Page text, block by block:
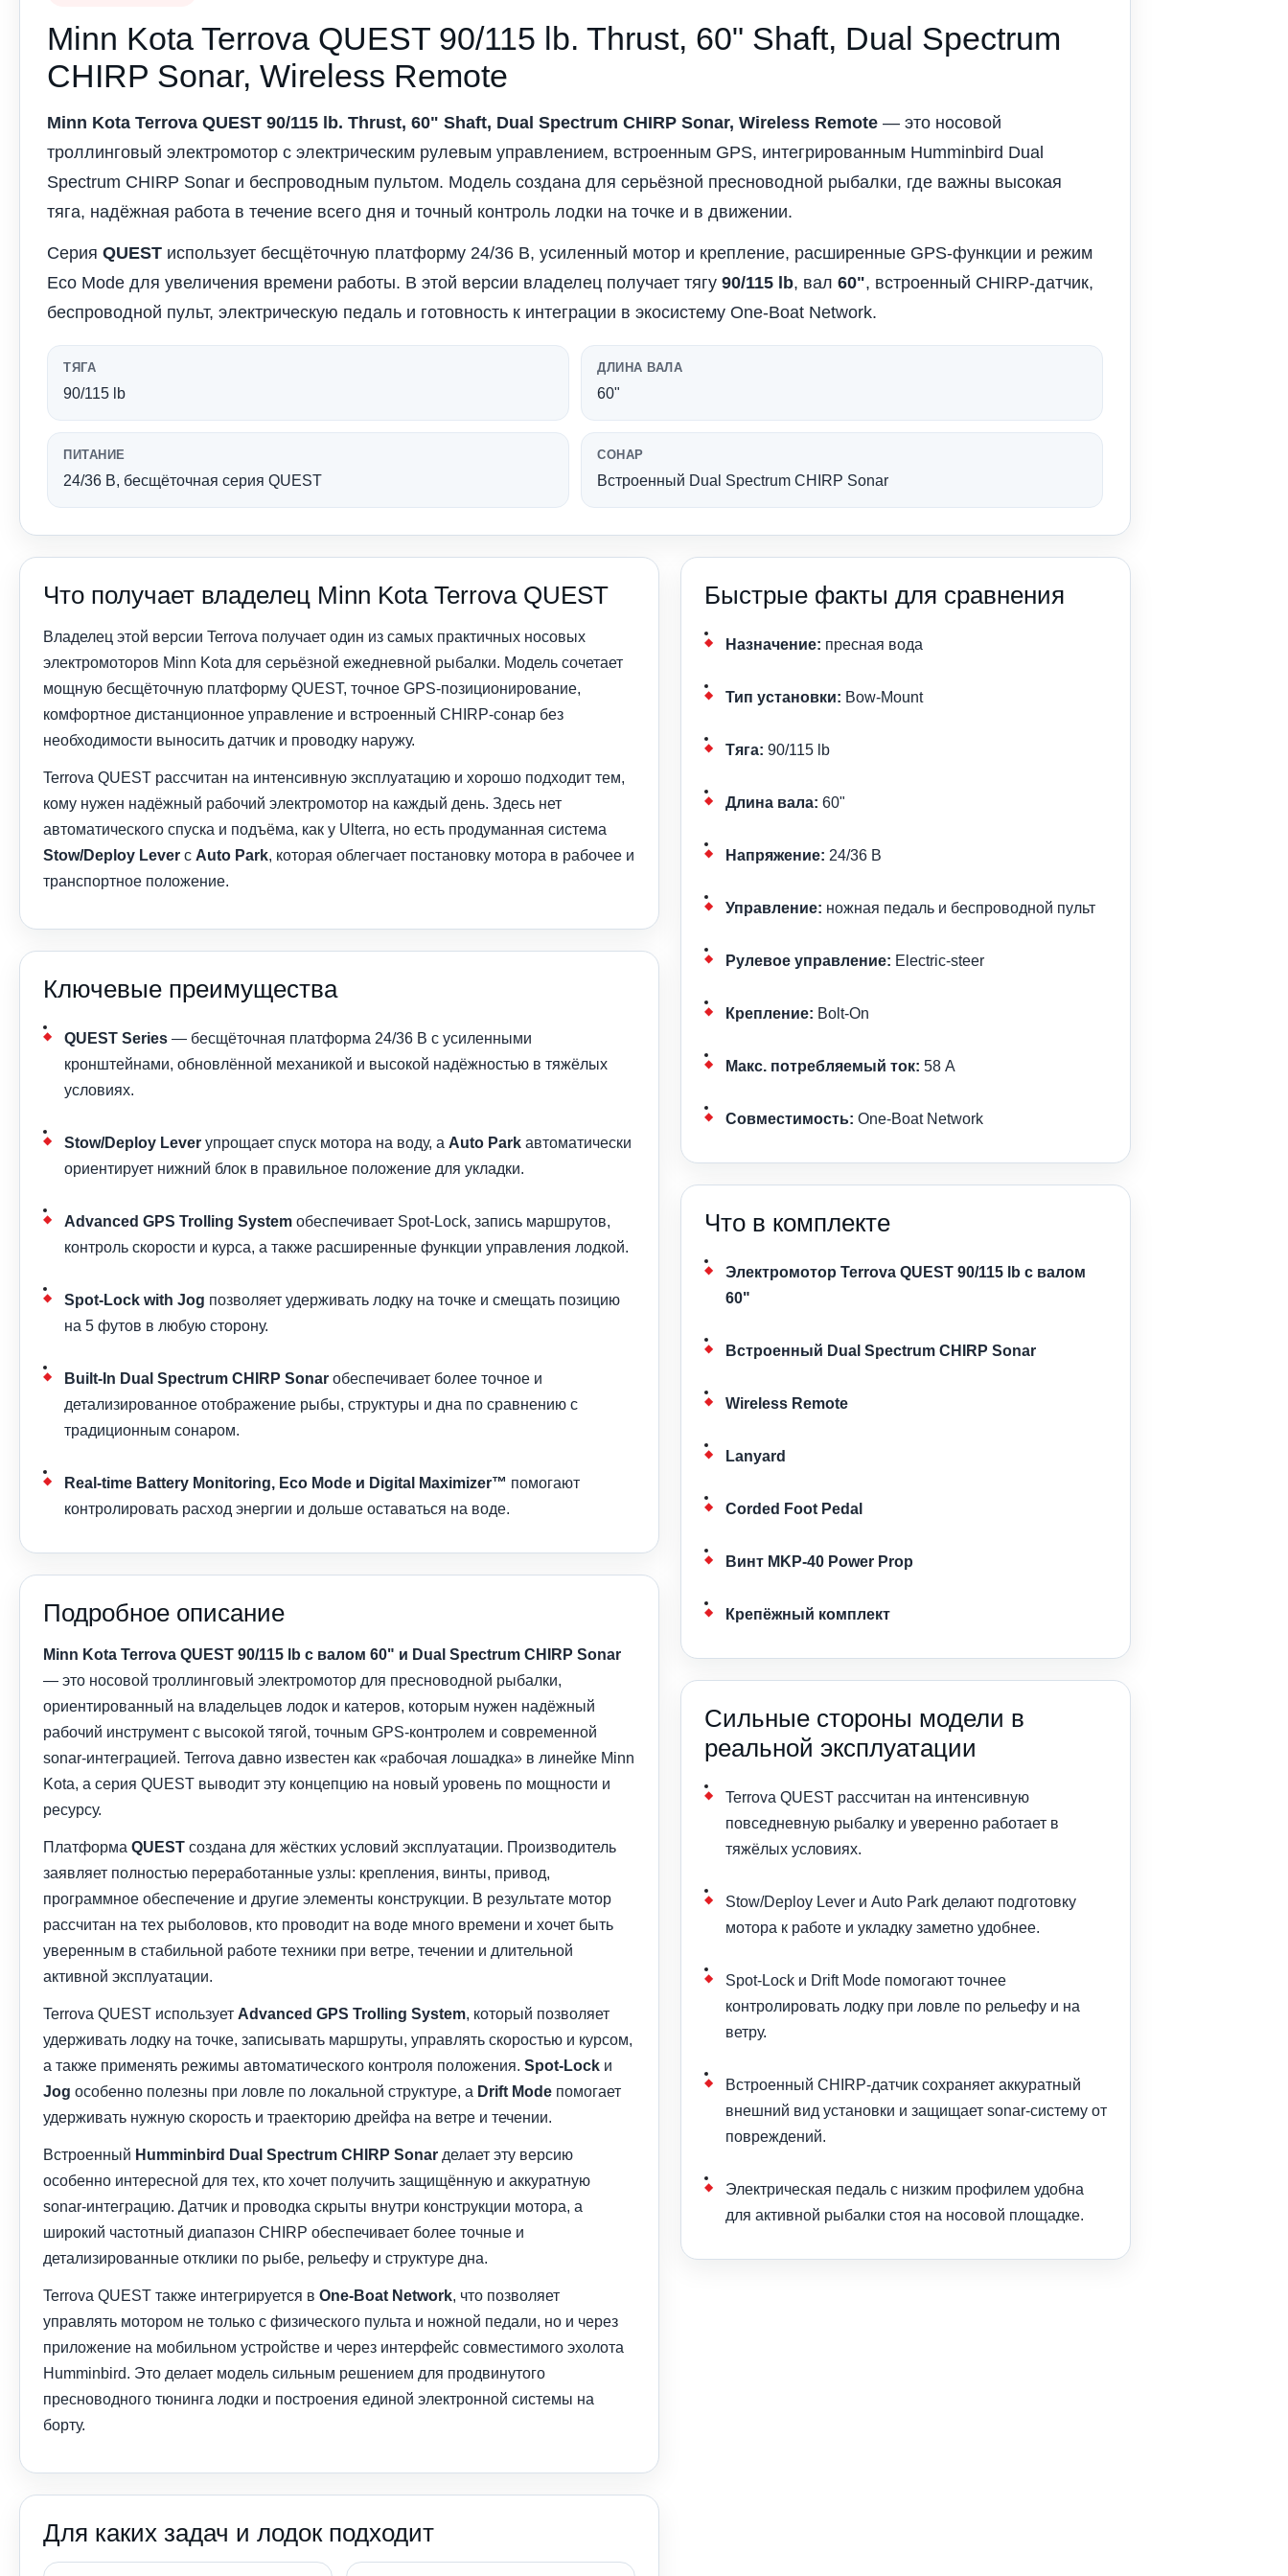
Minn Kota Terrova QUEST 90/115 lb. Thrust, 60" Shaft, Dual Spectrum
CHIRP Sonar, Wireless Remote
Minn Kota Terrova QUEST 90/115 lb. Thrust, 60" Shaft, Dual Spectrum CHIRP Sonar, Wireless Remote — это носовой
троллинговый электромотор с электрическим рулевым управлением, встроенным GPS, интегрированным Humminbird Dual
Spectrum CHIRP Sonar и беспроводным пультом. Модель создана для серьёзной пресноводной рыбалки, где важны высокая
тяга, надёжная работа в течение всего дня и точный контроль лодки на точке и в движении.
Серия QUEST использует бесщёточную платформу 24/36 В, усиленный мотор и крепление, расширенные GPS-функции и режим
Eco Mode для увеличения времени работы. В этой версии владелец получает тягу 90/115 lb, вал 60", встроенный CHIRP-датчик,
беспроводной пульт, электрическую педаль и готовность к интеграции в экосистему One-Boat Network.
ТЯГА
90/115 lb
ДЛИНА ВАЛА
60"
ПИТАНИЕ
24/36 В, бесщёточная серия QUEST
СОНАР
Встроенный Dual Spectrum CHIRP Sonar
Что получает владелец Minn Kota Terrova QUEST
Владелец этой версии Terrova получает один из самых практичных носовых
электромоторов Minn Kota для серьёзной ежедневной рыбалки. Модель сочетает
мощную бесщёточную платформу QUEST, точное GPS-позиционирование,
комфортное дистанционное управление и встроенный CHIRP-сонар без
необходимости выносить датчик и проводку наружу.
Terrova QUEST рассчитан на интенсивную эксплуатацию и хорошо подходит тем,
кому нужен надёжный рабочий электромотор на каждый день. Здесь нет
автоматического спуска и подъёма, как у Ulterra, но есть продуманная система
Stow/Deploy Lever с Auto Park, которая облегчает постановку мотора в рабочее и
транспортное положение.
Ключевые преимущества
QUEST Series — бесщёточная платформа 24/36 В с усиленными
кронштейнами, обновлённой механикой и высокой надёжностью в тяжёлых
условиях.
Stow/Deploy Lever упрощает спуск мотора на воду, а Auto Park автоматически
ориентирует нижний блок в правильное положение для укладки.
Advanced GPS Trolling System обеспечивает Spot-Lock, запись маршрутов,
контроль скорости и курса, а также расширенные функции управления лодкой.
Spot-Lock with Jog позволяет удерживать лодку на точке и смещать позицию
на 5 футов в любую сторону.
Built-In Dual Spectrum CHIRP Sonar обеспечивает более точное и
детализированное отображение рыбы, структуры и дна по сравнению с
традиционным сонаром.
Real-time Battery Monitoring, Eco Mode и Digital Maximizer™ помогают
контролировать расход энергии и дольше оставаться на воде.
Подробное описание
Minn Kota Terrova QUEST 90/115 lb с валом 60" и Dual Spectrum CHIRP Sonar
— это носовой троллинговый электромотор для пресноводной рыбалки,
ориентированный на владельцев лодок и катеров, которым нужен надёжный
рабочий инструмент с высокой тягой, точным GPS-контролем и современной
sonar-интеграцией. Terrova давно известен как «рабочая лошадка» в линейке Minn
Kota, а серия QUEST выводит эту концепцию на новый уровень по мощности и
ресурсу.
Платформа QUEST создана для жёстких условий эксплуатации. Производитель
заявляет полностью переработанные узлы: крепления, винты, привод,
программное обеспечение и другие элементы конструкции. В результате мотор
рассчитан на тех рыболовов, кто проводит на воде много времени и хочет быть
уверенным в стабильной работе техники при ветре, течении и длительной
активной эксплуатации.
Terrova QUEST использует Advanced GPS Trolling System, который позволяет
удерживать лодку на точке, записывать маршруты, управлять скоростью и курсом,
а также применять режимы автоматического контроля положения. Spot-Lock и
Jog особенно полезны при ловле по локальной структуре, а Drift Mode помогает
удерживать нужную скорость и траекторию дрейфа на ветре и течении.
Встроенный Humminbird Dual Spectrum CHIRP Sonar делает эту версию
особенно интересной для тех, кто хочет получить защищённую и аккуратную
sonar-интеграцию. Датчик и проводка скрыты внутри конструкции мотора, а
широкий частотный диапазон CHIRP обеспечивает более точные и
детализированные отклики по рыбе, рельефу и структуре дна.
Terrova QUEST также интегрируется в One-Boat Network, что позволяет
управлять мотором не только с физического пульта и ножной педали, но и через
приложение на мобильном устройстве и через интерфейс совместимого эхолота
Humminbird. Это делает модель сильным решением для продвинутого
пресноводного тюнинга лодки и построения единой электронной системы на
борту.
Для каких задач и лодок подходит
Быстрые факты для сравнения
Назначение: пресная вода
Тип установки: Bow-Mount
Тяга: 90/115 lb
Длина вала: 60"
Напряжение: 24/36 В
Управление: ножная педаль и беспроводной пульт
Рулевое управление: Electric-steer
Крепление: Bolt-On
Макс. потребляемый ток: 58 A
Совместимость: One-Boat Network
Что в комплекте
Электромотор Terrova QUEST 90/115 lb с валом
60"
Встроенный Dual Spectrum CHIRP Sonar
Wireless Remote
Lanyard
Corded Foot Pedal
Винт MKP-40 Power Prop
Крепёжный комплект
Сильные стороны модели в
реальной эксплуатации
Terrova QUEST рассчитан на интенсивную
повседневную рыбалку и уверенно работает в
тяжёлых условиях.
Stow/Deploy Lever и Auto Park делают подготовку
мотора к работе и укладку заметно удобнее.
Spot-Lock и Drift Mode помогают точнее
контролировать лодку при ловле по рельефу и на
ветру.
Встроенный CHIRP-датчик сохраняет аккуратный
внешний вид установки и защищает sonar-систему от
повреждений.
Электрическая педаль с низким профилем удобна
для активной рыбалки стоя на носовой площадке.